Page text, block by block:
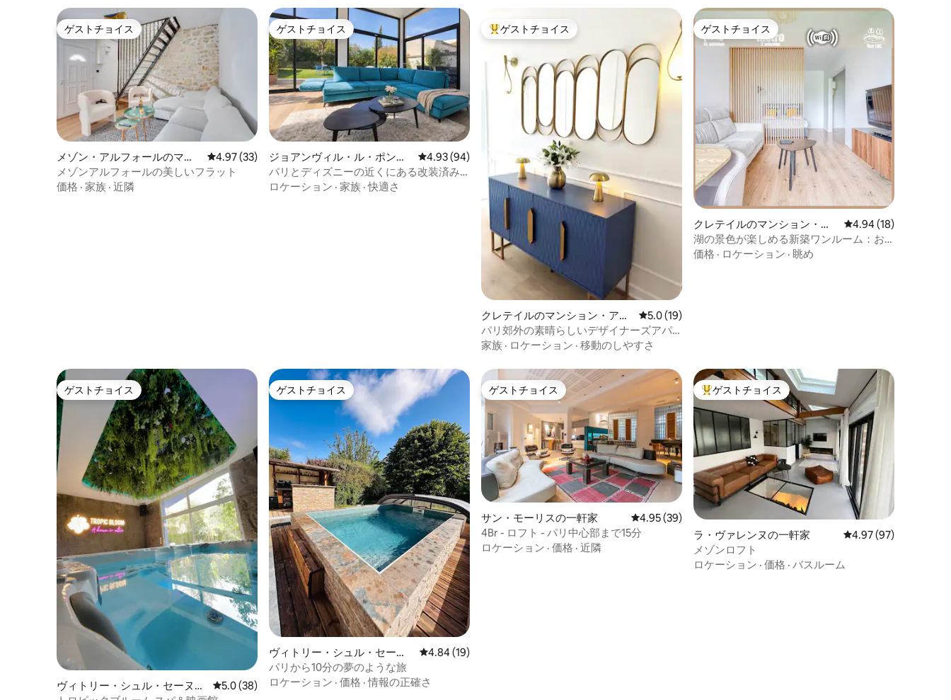
ゲストチョイス
ゲストチョイス
メゾン・アルフォールのマン
ション・アパート
レビュー33件、5つ星中4.97つ星の平均評価
4.97 (33)
メゾンアルフォールの美しいフラット
価格 · 家族 · 近隣
ゲストチョイス
ゲストチョイス
ジョアンヴィル・ル・ポンの
町家・長屋
レビュー94件、5つ星中4.93つ星の平均評価
4.93 (94)
パリとディズニーの近くにある改装済み
の宿泊先
ロケーション · 家族 ·快適さ
大好評のゲストチョイスです。
ゲストチョイス
クレテイルのマンション・アパ
ート
レビュー19件、5つ星中5.0つ星の平均評価
5.0 (19)
パリ郊外の素晴らしいデザイナーズアパ
ートメント
家族 · ロケーション · 移動のしやすさ
ゲストチョイス
ゲストチョイス
クレテイルのマンション・ア
パート
レビュー18件、5つ
4.94 (18)
湖の景色が楽しめる新築ワンルーム：お
店や地下鉄にアクセス良好
価格 · ロケーション · 眺め
ゲストチョイス
ゲストチョイス
ヴィトリー・シュル・セーヌの
レビュー38件、5つ星中5.0つ星の平均評価
5.0 (38)
ゲストチョイス
ゲストチョイス
ヴィトリー・シュル・セーヌ
の一軒家
レビュー19件、5つ星中4.84つ星の平均評価
4.84 (19)
パリから10分の夢のような旅
ロケーション · 価格 ·情報の正確さ
ゲストチョイス
ゲストチョイス
サン・モーリスの一軒家 レビュー39件、5つ星中4.95つ星の平均評価
4.95 (39)
4Br - ロフト - パリ中心部まで15分
ロケーション · 価格 · 近隣
大好評のゲストチョイスです。
ゲストチョイス
ラ・ヴァレンヌの一軒家 レビュー97件、5つ星
4.97 (97)
メゾンロフト
ロケーション · 価格 · バスルーム